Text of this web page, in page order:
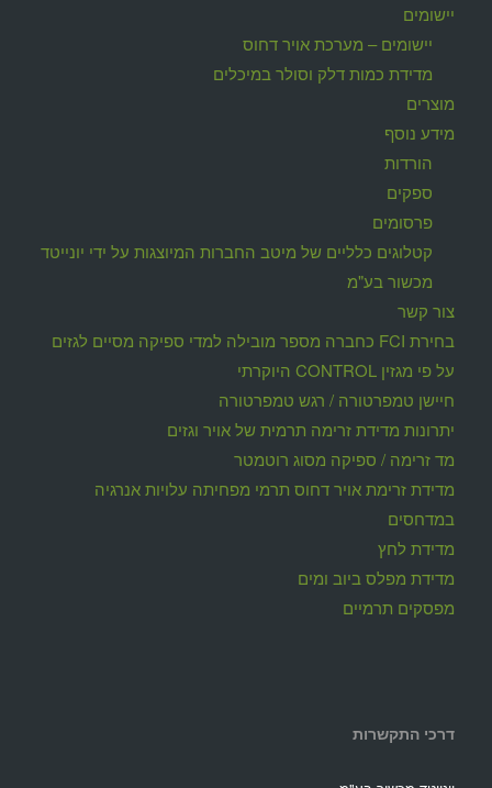
יישומים
יישומים – מערכת אויר דחוס
מדידת כמות דלק וסולר במיכלים
מוצרים
מידע נוסף
הורדות
ספקים
פרסומים
קטלוגים כלליים של מיטב החברות המיוצגות על ידי יונייטד
מכשור בע"מ
צור קשר
בחירת FCI כחברה מספר מובילה למדי ספיקה מסיים לגזים
על פי מגזין CONTROL היוקרתי
חיישן טמפרטורה / רגש טמפרטורה
יתרונות מדידת זרימה תרמית של אויר וגזים
מד זרימה / ספיקה מסוג רוטמטר
מדידת זרימת אויר דחוס תרמי מפחיתה עלויות אנרגיה
במדחסים
מדידת לחץ
מדידת מפלס ביוב ומים
מפסקים תרמיים
דרכי התקשרות